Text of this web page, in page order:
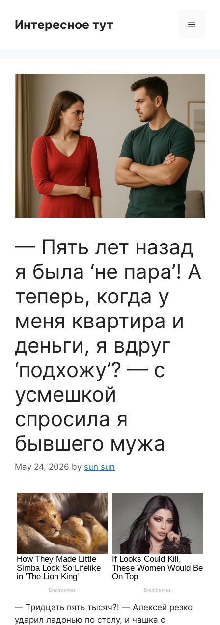
contentИнтересное тут Menu
— Пять лет назад
я была ‘не пара’! А
теперь, когда у
меня квартира и
деньги, я вдруг
‘подхожу’? — с
усмешкой
спросила я
бывшего мужа
May 24, 2026 by sun sun
— Тридцать пять тысяч?! — Алексей резко
ударил ладонью по столу, и чашка с